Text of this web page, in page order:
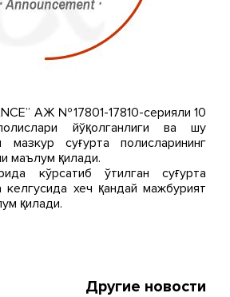
АЖ №17801-17810-серияли 10
йўқолганлиги ва шу
мазкур суғурта полисларининг
маълум қилади.
кўрсатиб ўтилган суғурта
келгусида хеч қандай мажбурият
қилади.
Другие новости